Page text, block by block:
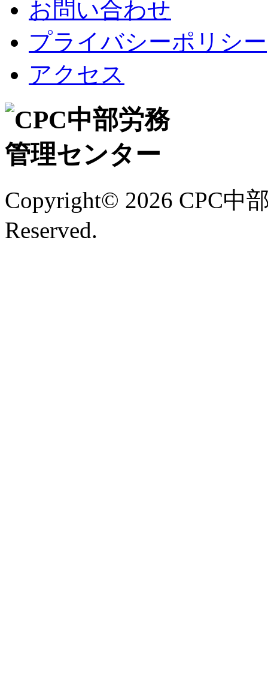
お問い合わせ
プライバシーポリシー
アクセス
Copyright© 2026 CPC中
Reserved.